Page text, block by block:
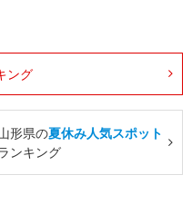
ング
形県の夏休み人気スポット
ンキング